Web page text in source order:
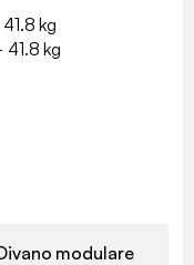
kg
41.8 kg
modulare